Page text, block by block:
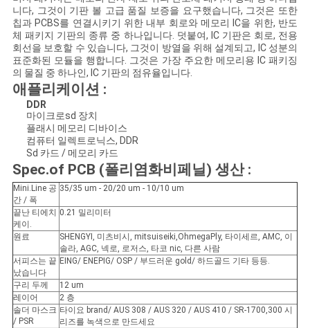
스
인
용
문
을
요
구
하
세
요
니다, 그것이 기판 볼 고급 품질 보증을 요구했습니다, 그것은 또한
칩과 PCBS를 연결시키기 위한 내부 회로와 메모리 IC을 위한, 반도
체 패키지 기판의 종류 중 하나입니다. 덧붙여, IC 기판은 회로, 전용
회선을 보호할 수 있습니다, 그것이 방열을 위해 설계되고, IC 성분의
표준화된 모듈을 행합니다. 그것은 가장 주요한 메모리용 IC 패키징
의 물질 중 하나인, IC 기판의 점유율입니다.
애플리케이션 :
DDR
마이크로sd 장치
플래시 메모리 디바이스
컴퓨터 일렉트로닉스, DDR
Sd 카드 / 메모리 카드
Spec.of PCB (폴리염화비페닐) 생산 :
Mini.Line 공
간 / 폭
35/35 um - 20/20 um - 10/10 um
끝난 티에치
케이.
0.21 밀리미터
원료
SHENGYI, 미츠비시, mitsuiseiki,OhmegaPly, 타이세르, AMC, 이
솔라, AGC, 넥로, 로저스, 타코 nic, 다른 사람
서피스는 끝
났습니다
EING/ ENEPIG/ OSP / 부드러운 gold/ 하드골드 기타 등등.
구리 두께
12 um
레이어
2 층
솔더 마스크
/ PSR
타이요 brand/ AUS 308 / AUS 320 / AUS 410 / SR-1700,300 시
리즈를 녹색으로 만드세요